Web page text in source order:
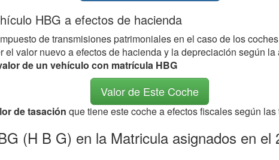
HBG a efectos de hacienda
de transmisiones patrimoniales en el caso de los
el valor nuevo a efectos de hacienda y la depreciación según
de un vehículo con matrícula HBG
Valor de Este Coche
de tasación que tiene este coche a efectos fiscales según
(H B G) en la Matricula asignados en el